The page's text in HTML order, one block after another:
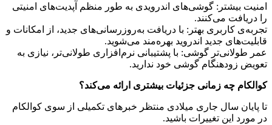
امنیت بیشتر: گوشی‌های اندرویدی به طور منظم آپدیت‌های امنیتی
را دریافت می‌کنند.
تجربه‌ی کاربری بهتر: با دریافت به‌روزرسانی‌های جدید، از امکانات و
قابلیت‌های جدید اندروید بهره‌مند می‌شوید.
عمر طولانی‌تر گوشی: با پشتیبانی نرم‌افزاری طولانی‌تر، نیازی به
تعویض زودهنگام گوشی خود ندارید.
کوالکام چه زمانی جزئیات بیشتری ارائه می‌کند؟
تا پایان سال جاری میلادی منتظر خبرهای تکمیلی از سوی کوالکام
در مورد این تغییرات باشید.